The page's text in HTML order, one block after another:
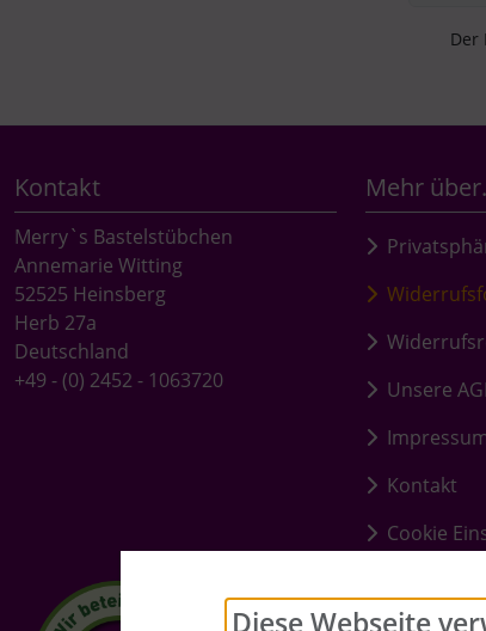
Der
Kontakt
Merry`s Bastelstübchen
Annemarie Witting
52525 Heinsberg
Herb 27a
Deutschland
+49 - (0) 2452 - 1063720
Mehr
Unsere
Kontakt
Cookie
Diese Webseite